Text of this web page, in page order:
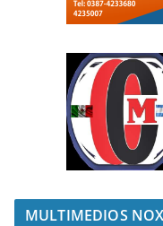
MULTIMEDIOS NOX